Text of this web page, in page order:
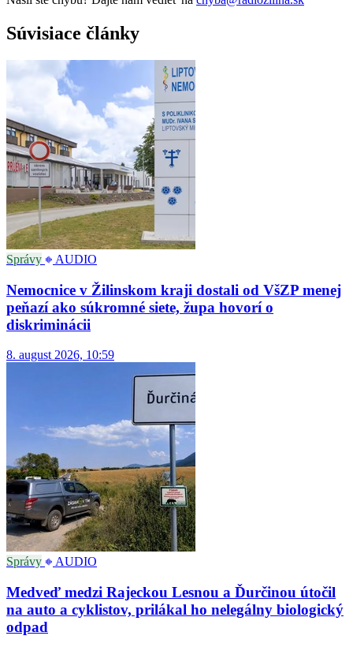
Súvisiace články
Správy AUDIO
Nemocnice v Žilinskom kraji dostali od VšZP menej
peňazí ako súkromné siete, župa hovorí o
diskriminácii
8. august 2026, 10:59
Správy AUDIO
Medveď medzi Rajeckou Lesnou a Ďurčinou útočil
na auto a cyklistov, prilákal ho nelegálny biologický
odpad